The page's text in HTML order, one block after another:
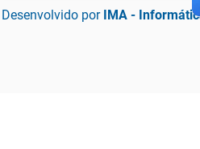
Desenvolvido por IMA -